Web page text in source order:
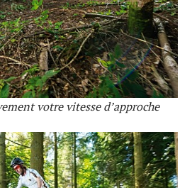
votre vitesse d’approche